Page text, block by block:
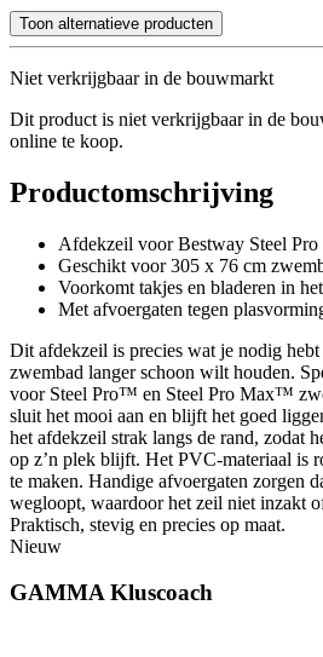
Toon alternatieve producten
Niet verkrijgbaar in de bouwmarkt
Dit product is niet verkrijgbaar in de
online te koop.
Productomschrijving
Afdekzeil voor Bestway Steel Pro
Geschikt voor 305 x 76 cm
Voorkomt takjes en bladeren in
Met afvoergaten tegen
Dit afdekzeil is precies wat je nodig
zwembad langer schoon wilt houden.
voor Steel Pro™ en Steel Pro Max™
sluit het mooi aan en blijft het goed
het afdekzeil strak langs de rand, zodat
op z’n plek blijft. Het PVC-materiaal is
te maken. Handige afvoergaten zorgen
wegloopt, waardoor het zeil niet inzakt
Praktisch, stevig en precies op maat.
Nieuw
GAMMA Kluscoach